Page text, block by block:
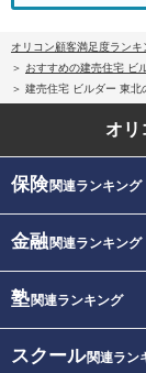
オリコン顧客満足度ランキ
おすすめの建売住宅 ビ
建売住宅 ビルダー 東北
オリ
保険関連ランキング
金融関連ランキング
塾関連ランキング
スクール関連ラン